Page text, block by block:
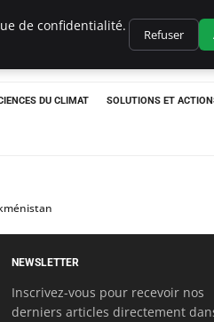
DU CLIMAT SOLUTIONS ET
NEWSLETTER
Inscrivez-vous pour recevoir nos
derniers articles directement
de confidentialité.
Refuser